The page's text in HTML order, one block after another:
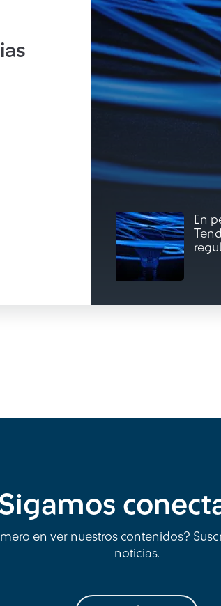
En
en ver nuestros contenidos?
noticias.